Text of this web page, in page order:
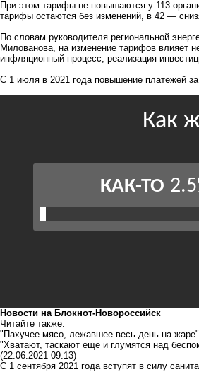
При этом тарифы не повышаются у 113
тарифы остаются без изменений, в 42 —
По словам руководителя региональной
Милованова, на изменение тарифов влияет
инфляционный процесс, реализация
С 1 июля в 2021 года повышение платежей
Новости на Блoкнoт-Новороссийск
Читайте также:
"Пахучее мясо, лежавшее весь день на
"Хватают, таскают еще и глумятся над
(22.06.2021 09:13)
С 1 сентября 2021 года вступят в силу